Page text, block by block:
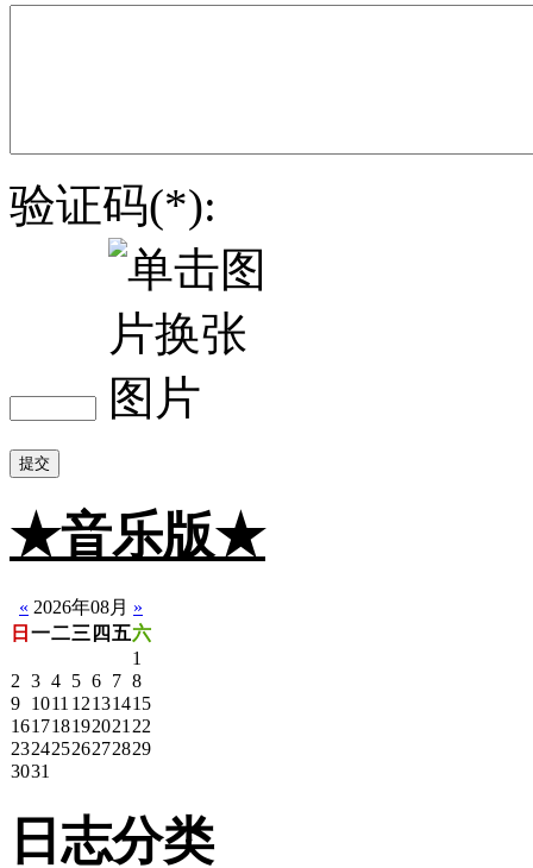
验证码(*):
提交
★音乐版★
« 2026年08月 »
日 一二三 四 五六
1
2 3 4 5 6 7 8
9 1011 12131415
161718192021 22
23242526272829
3031
日志分类